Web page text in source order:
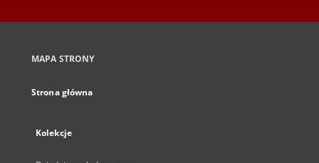
MAPA STRONY
Strona główna
Kolekcje